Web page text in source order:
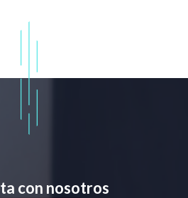
con nosotros